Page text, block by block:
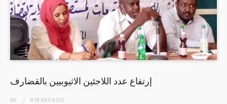
إرتفاع عدد اللاجئين الاثيوبيين بالقضارف
BY 4 YEARSAGO